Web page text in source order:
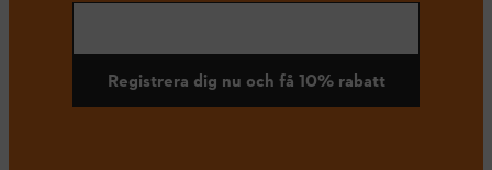
Registrera dig nu och få 10% rabatt